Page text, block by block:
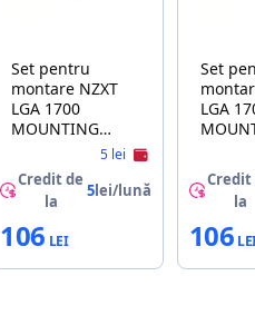
Set pentru
montare NZXT
LGA 1700
MOUNTING
BRACKET KIT,
FOR KRAKEN X
AND Z AIO
COOLER SERIES,
BLACK
5 lei
Credit de
la
5lei/lună
106
Set
montare
LGA
FOR
AND Z
BLACK
Credit
la
106